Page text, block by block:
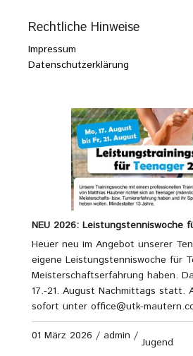
Rechtliche Hinweise
Impressum
Datenschutzerklärung
NEU 2026: Leistungstenniswoche
Heuer neu im Angebot unserer
eigene Leistungstenniswoche für
Meisterschaftserfahrung haben.
17.-21. August Nachmittags statt.
sofort unter office@utk-
01 März 2026 / admin / Jugend